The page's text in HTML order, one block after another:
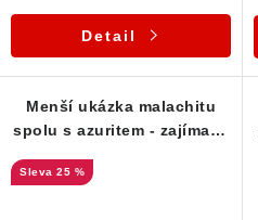
Detail
Menší ukázka malachitu
spolu s azuritem - zajímavá
25 %